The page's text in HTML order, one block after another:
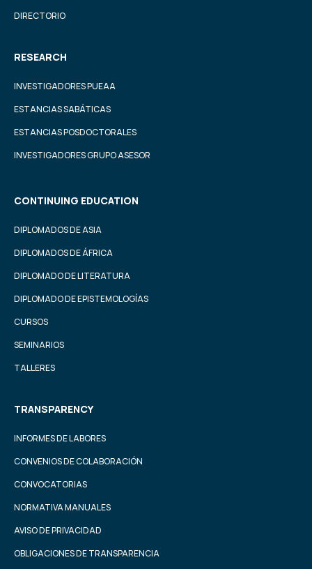
DIRECTORIO
RESEARCH
INVESTIGADORES PUEAA
ESTANCIAS SABÁTICAS
ESTANCIAS POSDOCTORALES
INVESTIGADORES GRUPO ASESOR
CONTINUING EDUCATION
DIPLOMADOS DE ASIA
DIPLOMADOS DE ÁFRICA
DIPLOMADO DE LITERATURA
DIPLOMADO DE EPISTEMOLOGÍAS
CURSOS
SEMINARIOS
TALLERES
TRANSPARENCY
INFORMES DE LABORES
CONVENIOS DE COLABORACIÓN
CONVOCATORIAS
NORMATIVA MANUALES
AVISO DE PRIVACIDAD
OBLIGACIONES DE TRANSPARENCIA